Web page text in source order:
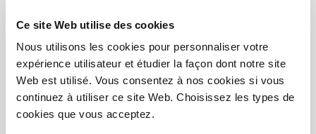
Ce site Web utilise des cookies
Nous utilisons les cookies pour personnaliser votre
expérience utilisateur et étudier la façon dont notre site
Web est utilisé. Vous consentez à nos cookies si vous
continuez à utiliser ce site Web. Choisissez les types de
cookies que vous acceptez.
13/06/2022
MILAN DESIGN WEEK
OPEN DAYS JUNE 7 - 12 2022